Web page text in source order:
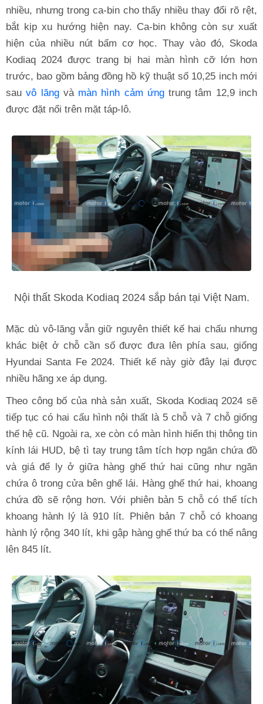
nhiều, nhưng trong ca-bin cho thấy nhiều thay đổi rõ rệt,
bắt kịp xu hướng hiện nay. Ca-bin không còn sự xuất
hiện của nhiều nút bấm cơ học. Thay vào đó, Skoda
Kodiaq 2024 được trang bị hai màn hình cỡ lớn hơn
trước, bao gồm bảng đồng hồ kỹ thuật số 10,25 inch mới
sauvô lăngvà màn hình cảm ứngtrung tâm 12,9 inch
được đặt nổi trên mặt táp-lô.
Nội thất Skoda Kodiaq 2024 sắp bán tại Việt Nam.
Mặc dù vô-lăng vẫn giữ nguyên thiết kế hai chấu nhưng
khác biệt ở chỗ cần số được đưa lên phía sau, giống
Hyundai Santa Fe 2024. Thiết kế này giờ đây lại được
nhiều hãng xe áp dụng.
Theo công bố của nhà sản xuất, Skoda Kodiaq 2024 sẽ
tiếp tục có hai cấu hình nội thất là 5 chỗ và 7 chỗ giống
thế hệ cũ. Ngoài ra, xe còn có màn hình hiển thị thông tin
kính lái HUD, bệ tì tay trung tâm tích hợp ngăn chứa đồ
và giá để ly ở giữa hàng ghế thứ hai cũng như ngăn
chứa ô trong cửa bên ghế lái. Hàng ghế thứ hai, khoang
chứa đồ sẽ rộng hơn. Với phiên bản 5 chỗ có thể tích
khoang hành lý là 910 lít. Phiên bản 7 chỗ có khoang
hành lý rộng 340 lít, khi gập hàng ghế thứ ba có thể nâng
lên 845 lít.